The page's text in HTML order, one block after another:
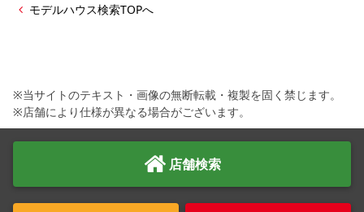
モデルハウス検索TOPへ
※当サイトのテキスト・画像の無断転載・複製を固く禁じます。
※店舗により仕様が異なる場合がございます。
店舗検索